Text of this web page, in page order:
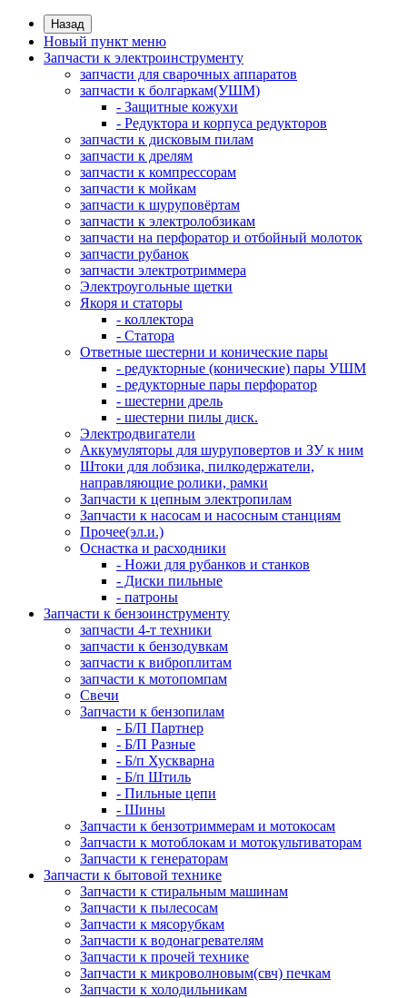
Назад
Новый пункт меню
Запчасти к электроинструменту
запчасти для сварочных аппаратов
запчасти к болгаркам(УШМ)
- Защитные кожухи
- Редуктора и корпуса редукторов
запчасти к дисковым пилам
запчасти к дрелям
запчасти к компрессорам
запчасти к мойкам
запчасти к шуруповёртам
запчасти к электролобзикам
запчасти на перфоратор и отбойный молоток
запчасти рубанок
запчасти электротриммера
Электроугольные щетки
Якоря и статоры
- коллектора
- Статора
Ответные шестерни и конические пары
- редукторные (конические) пары УШМ
- редукторные пары перфоратор
- шестерни дрель
- шестерни пилы диск.
Электродвигатели
Аккумуляторы для шуруповертов и ЗУ к ним
Штоки для лобзика, пилкодержатели,
направляющие ролики, рамки
Запчасти к цепным электропилам
Запчасти к насосам и насосным станциям
Прочее(эл.и.)
Оснастка и расходники
- Ножи для рубанков и станков
- Диски пильные
- патроны
Запчасти к бензоинструменту
запчасти 4-т техники
запчасти к бензодувкам
запчасти к виброплитам
запчасти к мотопомпам
Свечи
Запчасти к бензопилам
- Б/П Партнер
- Б/П Разные
- Б/п Хускварна
- Б/п Штиль
- Пильные цепи
- Шины
Запчасти к бензотриммерам и мотокосам
Запчасти к мотоблокам и мотокультиваторам
Запчасти к генераторам
Запчасти к бытовой технике
Запчасти к стиральным машинам
Запчасти к пылесосам
Запчасти к мясорубкам
Запчасти к водонагревателям
Запчасти к прочей технике
Запчасти к микроволновым(свч) печкам
Запчасти к холодильникам